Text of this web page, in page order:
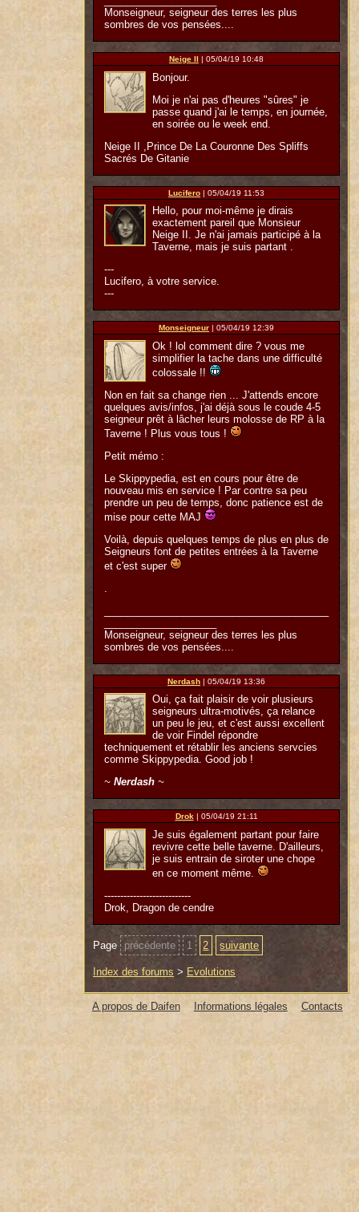
Monseigneur, seigneur des terres les plus
sombres de vos pensées....
Neige II | 05/04/19 10:48
Bonjour.
Moi je n'ai pas d'heures "sûres" je
passe quand j'ai le temps, en journée,
en soirée ou le week end.
Neige II ,Prince De La Couronne Des Spliffs
Sacrés De Gitanie
Lucifero | 05/04/19 11:53
Hello, pour moi-même je dirais
exactement pareil que Monsieur
Neige II. Je n'ai jamais participé à la
Taverne, mais je suis partant .
---
Lucifero, à votre service.
---
Monseigneur | 05/04/19 12:39
Ok ! lol comment dire ? vous me
simplifier la tache dans une difficulté
colossale !!
Non en fait sa change rien ... J'attends encore
quelques avis/infos, j'ai déjà sous le coude 4-5
seigneur prêt à lâcher leurs molosse de RP à la
Taverne ! Plus vous tous !
Petit mémo :
Le Skippypedia, est en cours pour être de
nouveau mis en service ! Par contre sa peu
prendre un peu de temps, donc patience est de
mise pour cette MAJ
Voilà, depuis quelques temps de plus en plus de
Seigneurs font de petites entrées à la Taverne
et c'est super
Monseigneur, seigneur des terres les plus
sombres de vos pensées....
Nerdash | 05/04/19 13:36
Oui, ça fait plaisir de voir plusieurs
seigneurs ultra-motivés, ça relance
un peu le jeu, et c'est aussi excellent
de voir Findel répondre
techniquement et rétablir les anciens servcies
comme Skippypedia. Good job !
~ Nerdash ~
Drok| 05/04/19 21:11
Je suis également partant pour faire
revivre cette belle taverne. D'ailleurs,
je suis entrain de siroter une chope
en ce moment même.
---------------------------
Drok, Dragon de cendre
Page précédente 1 2 suivante
Index des forums > Evolutions
A propos de Daifen Informations légales Contacts